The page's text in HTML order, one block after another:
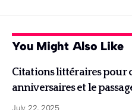
You Might Also Like
Citations littéraires pour
anniversaires et le
July 22, 2025